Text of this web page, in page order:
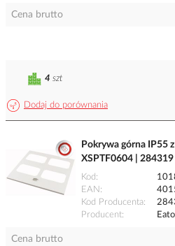
Cena brutto
Dodaj do porównania
4 szt
Pokrywa górna IP55
XSPTF0604 |
Kod
EAN
Kod Producenta
Producent
Cena brutto